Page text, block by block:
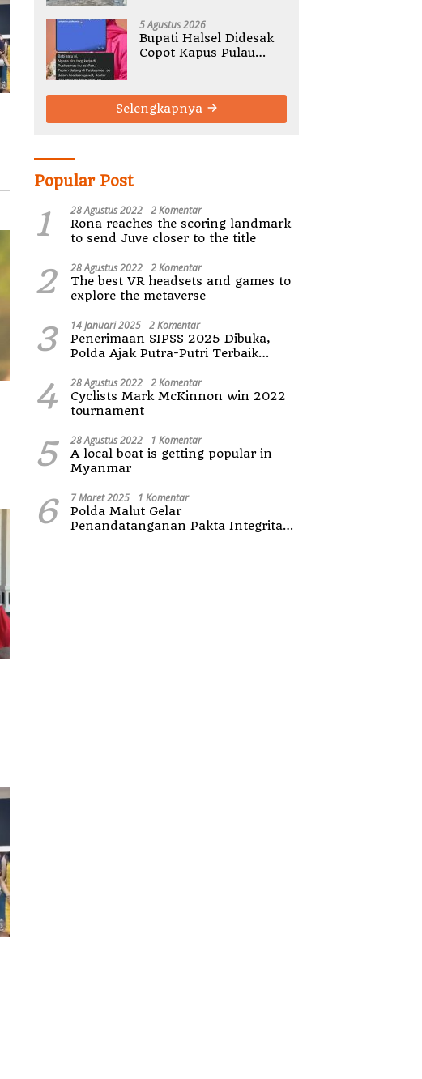
5 Agustus 2026
Bupati Halsel Didesak
Copot Kapus Pulau
Selengkapnya
Popular Post
1 28 Agustus 2022 2 Komentar
Rona reaches the scoring landmark
to send Juve closer to the title
2 28 Agustus 2022 2 Komentar
The best VR headsets and games to
explore the metaverse
3 14 Januari 2025 2 Komentar
Penerimaan SIPSS 2025 Dibuka,
Polda Ajak Putra-Putri Terbaik
4 28 Agustus 2022 2 Komentar
Cyclists Mark McKinnon win 2022
tournament
5 28 Agustus 2022 1 Komentar
A local boat is getting popular in
Myanmar
6 7 Maret 2025 1 Komentar
Polda Malut Gelar
Penandatanganan Pakta Integritas